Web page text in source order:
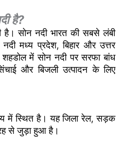
है?
है। सोन नदी भारत की सबसे लंबी
मध्य प्रदेश, बिहार और उत्तर
में सोन नदी पर सरफा बांध
और बिजली उत्पादन के लिए
में स्थित है। यह जिला रेल, सड़क
से जुड़ा हुआ है।